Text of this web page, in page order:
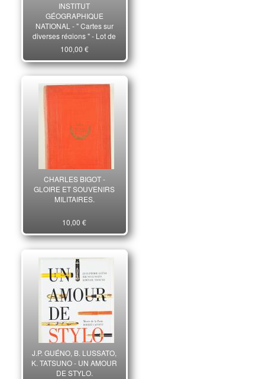
INSTITUT
GÉOGRAPHIQUE
NATIONAL - " Cartes sur
diverses régions " - Lot de
14 cartes
100,00 €
CHARLES BIGOT -
GLOIRE ET SOUVENIRS
MILITAIRES.
10,00 €
J.P. GUÉNO, B. LUSSATO,
K. TATSUNO - UN AMOUR
DE STYLO.